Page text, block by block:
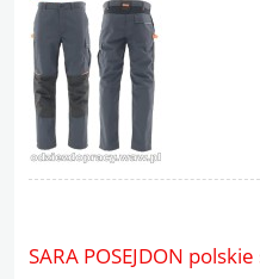
SARA POSEJDON